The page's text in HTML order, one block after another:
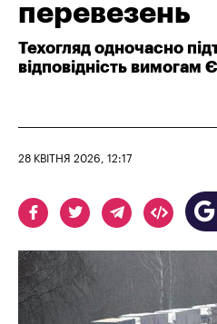
перевезень
Техогляд одночасно
відповідність вимогам
28 КВІТНЯ 2026, 12:17